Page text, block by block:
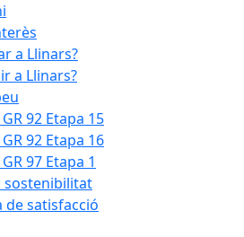
a Llinars?
a Llinars?
92 Etapa 15
92 Etapa 16
97 Etapa 1
sostenibilitat
de satisfacció